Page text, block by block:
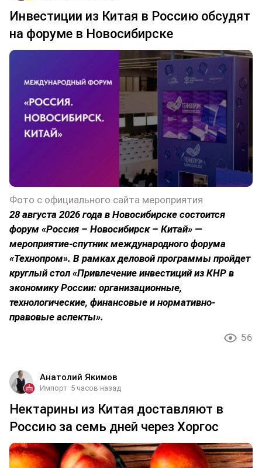
Инвестиции из Китая в Россию обсудят
на форуме в Новосибирске
Фото с официального сайта мероприятия
28 августа 2026 года в Новосибирске состоится
форум «Россия – Новосибирск – Китай» —
мероприятие-спутник международного форума
«Технопром». В рамках деловой программы пройдет
круглый стол «Привлечение инвестиций из КНР в
экономику России: организационные,
технологические, финансовые и нормативно-
правовые аспекты».
56
Анатолий Якимов
Импорт 5 часов назад
Нектарины из Китая доставляют в
Россию за семь дней через Хоргос